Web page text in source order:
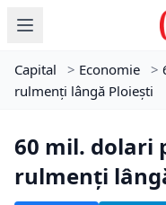
Capital > Economie >
rulmenţi lângă Ploieşti
60 mil. dolari
rulmenţi